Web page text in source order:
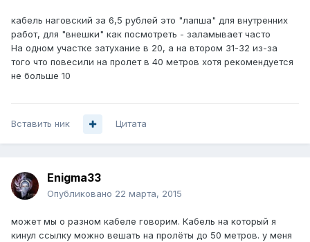
кабель наговский за 6,5 рублей это "лапша" для внутренних
работ, для "внешки" как посмотреть - заламывает часто
На одном участке затухание в 20, а на втором 31-32 из-за
того что повесили на пролет в 40 метров хотя рекомендуется
не больше 10
Вставить ник Цитата
Enigma33
Опубликовано 22 марта, 2015
может мы о разном кабеле говорим. Кабель на который я
кинул ссылку можно вешать на пролёты до 50 метров. у меня